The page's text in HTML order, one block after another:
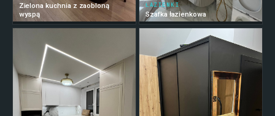
Zielona kuchnia z zaobloną
wyspą
ŁAZIENKI
Szafka łazienkowa